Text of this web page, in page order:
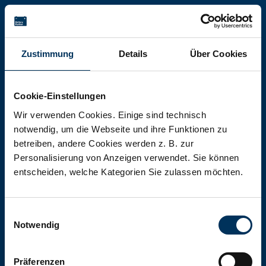
Zustimmung Details Über Cookies
Cookie-Einstellungen
Wir verwenden Cookies. Einige sind technisch
notwendig, um die Webseite und ihre Funktionen zu
betreiben, andere Cookies werden z. B. zur
Personalisierung von Anzeigen verwendet. Sie können
entscheiden, welche Kategorien Sie zulassen möchten.
Notwendig
Präferenzen
Battery-Kutter Shop
In unserem Shop finden Sie Batterien,
jeglicher Art, Größe und Leistung.
Zum Shop